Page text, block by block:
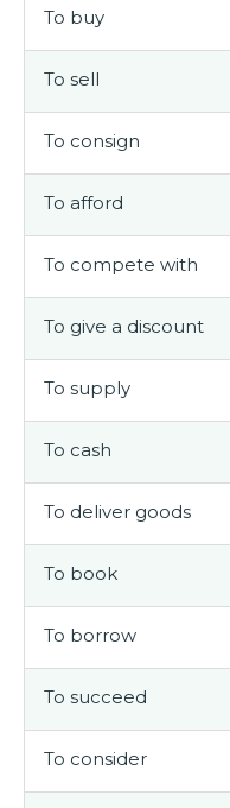
To buy
To sell
To consign
To afford
To compete with
To give a discount
To supply
To cash
To deliver goods
To book
To borrow
To succeed
To consider